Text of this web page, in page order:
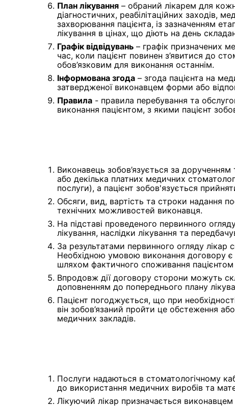
План лікування – обраний лікарем для
діагностичних, реабілітаційних заходів,
захворювання пацієнта, із зазначенням
лікування в цінах, що діють на день
Графік відвідувань – графік призначених
час, коли пацієнт повинен з’явитися до
обов’язковим для виконання останнім.
Інформована згода – згода пацієнта на
затвердженої виконавцем форми або
Правила - правила перебування та
виконання пацієнтом, з якими пацієнт
Виконавець зобов’язується за
або декілька платних медичних
послуги), а пацієнт зобов'язується
Обсяги, вид, вартість та строки надання
технічних можливостей виконавця.
На підставі проведеного первинного
лікування, наслідки лікування та
За результатами первинного огляду
Необхідною умовою виконання договору є
шляхом фактичного споживання пацієнтом
Впродовж дії договору сторони можуть
доповненням до попереднього плану
Пацієнт погоджується, що при
він зобов’язаний пройти це обстеження
медичних закладів.
Послуги надаються в стоматологічному
до використання медичних виробів та
Лікуючий лікар призначається